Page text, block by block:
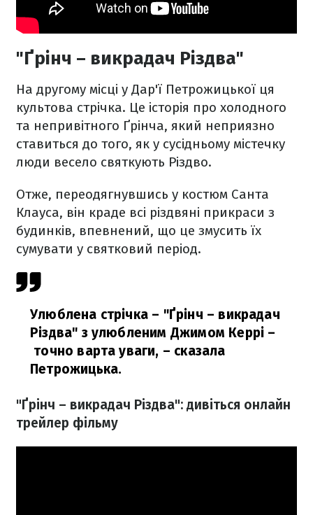
"Ґрінч – викрадач Різдва"
На другому місці у Дар'ї Петрожицької ця
культова стрічка. Це історія про холодного
та непривітного Ґрінча, який неприязно
ставиться до того, як у сусідньому містечку
люди весело святкують Різдво.
Отже, переодягнувшись у костюм Санта
Клауса, він краде всі різдвяні прикраси з
будинків, впевнений, що це змусить їх
сумувати у святковий період.
Улюблена стрічка – "Ґрінч – викрадач
Різдва" з улюбленим Джимом Керрі –
точно варта уваги, – сказала
Петрожицька.
"Ґрінч – викрадач Різдва": дивіться онлайн
трейлер фільму